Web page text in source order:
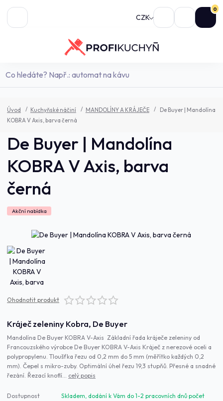
CZK
0
Úvod Kuchyňské náčiní MANDOLÍNY A KRÁJEČE
De Buyer | Mandolína
KOBRA V Axis, barva černá
De Buyer | Mandolína
KOBRA V Axis, barva
černá
Akční nabídka
Ohodnotit produkt
Kráječ zeleniny Kobra, De Buyer
Mandolína De Buyer KOBRA V-Axis Základní řada kráječe zeleniny od
Francouzského výrobce De Buyer KOBRA V-Axis Kráječ z nerezové oceli a
polypropylenu. Tloušťka řezu od 0,2 mm do 5 mm (měřítko každých 0,2
mm). Čepel s mikro-zuby. Optimální úhel řezu 19,3 stupňů. Přesné a snadné
řezání. Řezací knoflí... celý popis
Dostupnost
Skladem, dodání k Vám do 1-2 pracovních dnů počet